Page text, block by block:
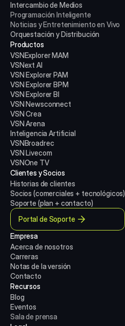
Intercambio de Medios
Programación Inteligente
Noticias y Entretenimiento en Vivo
Orquestación y Distribución
Productos
VSNExplorer MAM
VSNext AI
VSN Explorer PAM
VSN Explorer BPM
VSN Explorer BI
VSN Newsconnect
VSN Crea
VSN Arena
Inteligencia Artificial
VSNBroadrec
VSN Livecom
VSNOne TV
Clientes y Socios
Historias de clientes
Socios (comerciales + tecnológicos)
Soporte (plan + contacto)
Portal de Soporte
Empresa
Acerca de nosotros
Carreras
Notas de la versión
Contacto
Recursos
Blog
Eventos
Sala de prensa